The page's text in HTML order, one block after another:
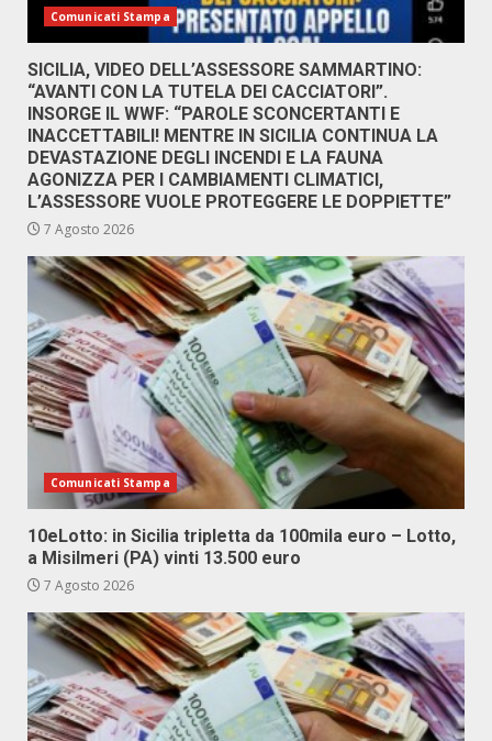
Comunicati Stampa
SICILIA, VIDEO DELL’ASSESSORE SAMMARTINO:
“AVANTI CON LA TUTELA DEI CACCIATORI”.
INSORGE IL WWF: “PAROLE SCONCERTANTI E
INACCETTABILI! MENTRE IN SICILIA CONTINUA LA
DEVASTAZIONE DEGLI INCENDI E LA FAUNA
AGONIZZA PER I CAMBIAMENTI CLIMATICI,
L’ASSESSORE VUOLE PROTEGGERE LE DOPPIETTE”
7 Agosto 2026
Comunicati Stampa
10eLotto: in Sicilia tripletta da 100mila euro – Lotto,
a Misilmeri (PA) vinti 13.500 euro
7 Agosto 2026